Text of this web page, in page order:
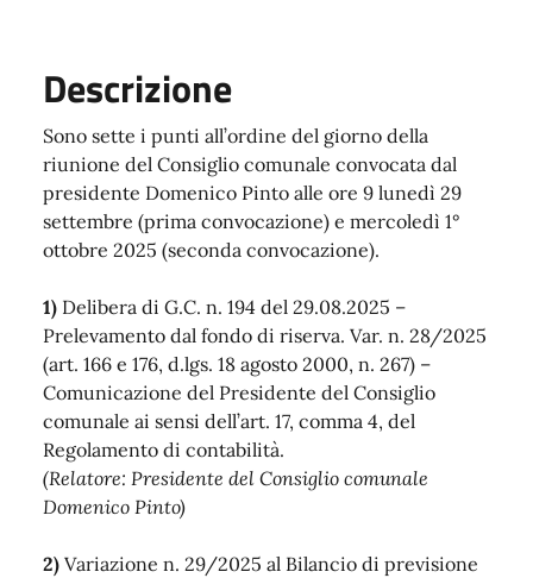
Descrizione
Sono sette i punti all’ordine del giorno della
riunione del Consiglio comunale convocata dal
presidente Domenico Pinto alle ore 9 lunedì 29
settembre (prima convocazione) e mercoledì 1°
ottobre 2025 (seconda convocazione).
1) Delibera di G.C. n. 194 del 29.08.2025 –
Prelevamento dal fondo di riserva. Var. n. 28/2025
(art. 166 e 176, d.lgs. 18 agosto 2000, n. 267) –
Comunicazione del Presidente del Consiglio
comunale ai sensi dell’art. 17, comma 4, del
Regolamento di contabilità.
(Relatore: Presidente del Consiglio comunale
Domenico Pinto)
2) Variazione n. 29/2025 al Bilancio di previsione